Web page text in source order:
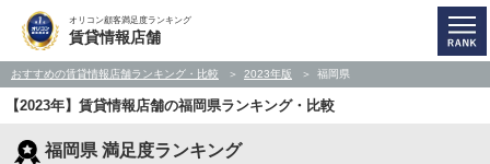
オリコン顧客満足度ランキング
賃貸情報店舗
おすすめの賃貸情報店舗ランキング・比較 2023年版 福岡県
【2023年】賃貸情報店舗の福岡県ランキング・比較
福岡県 満足度ランキング